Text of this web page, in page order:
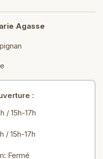
Agasse
:
/ 15h-17h
/ 15h-17h
Fermé